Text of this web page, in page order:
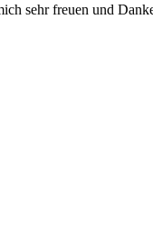
sehr freuen und